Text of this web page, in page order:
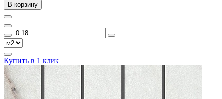
В корзину
Купить в 1 клик